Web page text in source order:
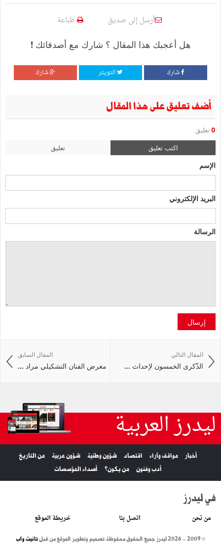
أرسل إلى صديق طباعة
هل أعجبك هذا المقال ؟ شارك مع أصدقائك !
شارك التويتر شارك
أضف تعليق على هذا المقال
0 تعليق
اكتب تعليق تعليق
الإسم
البريد الإلكتروني
الرسالة
إرسال
المقال السابق
معرض الفنان التشكيلي مراد ...
المقال التالي
الذّكرى الخمسون لإحداث ...
ليدرز العربية
أخبار مواقف وآراء اقتصاد شؤون وطنية شؤون عربية
من التاريخ
أدب وفنون
من يكون؟ أصداء المؤسسات
في ليدرز
من نحن اتصل بنا خريطة الموقع
© 2009 - 2026 ليدرز جميع الحقوق محفوظة. تصميم وتطوير الموقع من قبلتانيت واب